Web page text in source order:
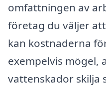
omfattningen av
företag du väljer
kan kostnaderna
exempelvis mögel,
vattenskador skilja